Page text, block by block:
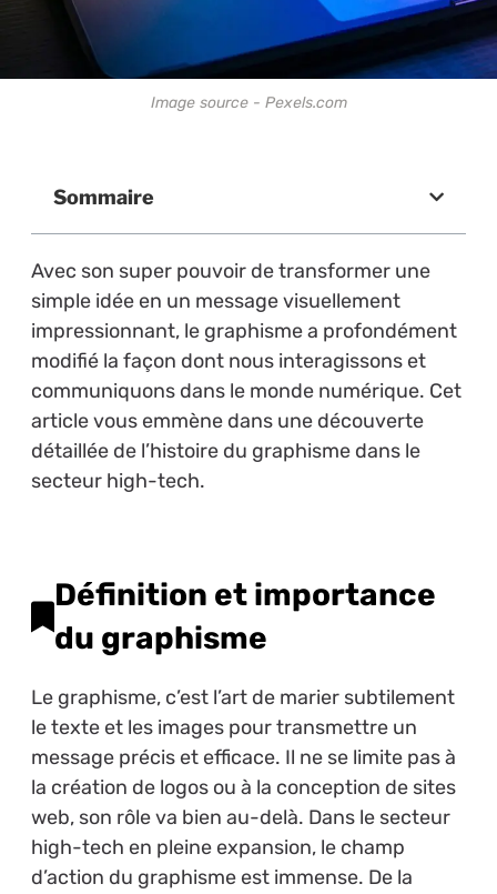
Image source - Pexels.com
Sommaire
Avec son super pouvoir de transformer une
simple idée en un message visuellement
impressionnant, le graphisme a profondément
modifié la façon dont nous interagissons et
communiquons dans le monde numérique. Cet
article vous emmène dans une découverte
détaillée de l’histoire du graphisme dans le
secteur high-tech.
Définition et importance
du graphisme
Le graphisme, c’est l’art de marier subtilement
le texte et les images pour transmettre un
message précis et efficace. Il ne se limite pas à
la création de logos ou à la conception de sites
web, son rôle va bien au-delà. Dans le secteur
high-tech en pleine expansion, le champ
d’action du graphisme est immense. De la